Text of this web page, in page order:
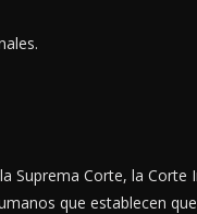
Suprema Corte, la
que establecen